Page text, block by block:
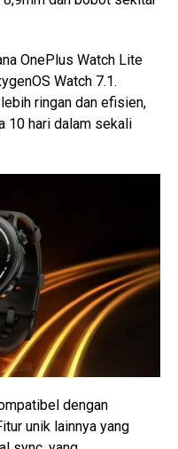
OnePlus Watch Lite
Watch 7.1.
ringan dan efisien,
10 hari dalam sekali
dengan
unik lainnya yang